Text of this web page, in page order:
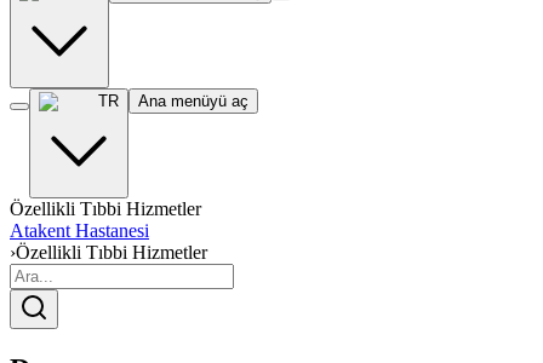
TR Ana menüyü aç
Özellikli Tıbbi Hizmetler
Atakent Hastanesi
›Özellikli Tıbbi Hizmetler